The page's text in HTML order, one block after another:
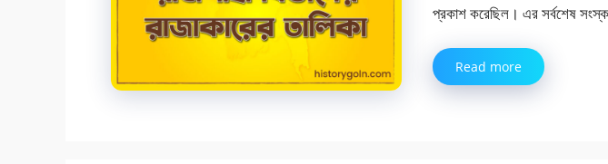
প্রকাশ করেছিল। এর সর্বশেষ
Read more